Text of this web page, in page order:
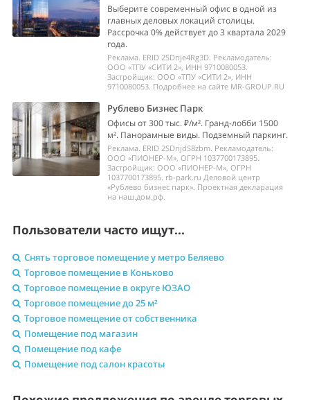
Выберите современный офис в одной из
главных деловых локаций столицы.
Рассрочка 0% действует до 3 квартала 2029
года.
Реклама. ERID 2SDnje4Rg3D. Рекламодатель:
ООО «ТПУ «СИТИ 2», ИНН 9710080053.
Застройщик: ООО «ТПУ «СИТИ 2», ИНН
9710080053. Подробнее на сайте MR-GROUP.RU
Рублево Бизнес Парк
Офисы от 300 тыс. ₽/м². Гранд-лобби 1500
м². Панорамные виды. Подземный паркинг.
Реклама. ERID 2SDnjdS8zbm. Рекламодатель:
ООО «ПИОНЕР-М», ОГРН 1037700173895.
Застройщик: ООО «ПИОНЕР-М», ОГРН
1037700173895. rb-park.ru Деловой центр
«Рублево бизнес парк». Проектная декларация
на наш.дом.рф.
Пользователи часто ищут...
Снять торговое помещение у метро Беляево
Торговое помещение в Коньково
Торговое помещение в округе ЮЗАО
Торговое помещение до 25 м²
Торговое помещение от собственника
Помещение под магазин
Помещение под кафе
Помещение под салон красоты